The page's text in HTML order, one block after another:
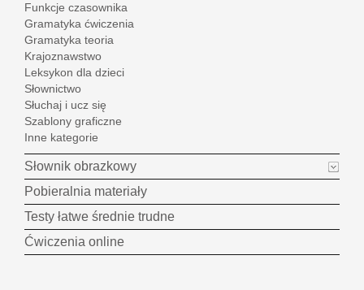
Funkcje czasownika
Gramatyka ćwiczenia
Gramatyka teoria
Krajoznawstwo
Leksykon dla dzieci
Słownictwo
Słuchaj i ucz się
Szablony graficzne
Inne kategorie
Słownik obrazkowy
Pobieralnia materiały
Testy łatwe średnie trudne
Ćwiczenia online